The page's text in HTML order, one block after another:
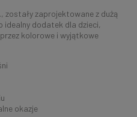
zostały zaprojektowane z dużą
idealny dodatek dla dzieci,
kolorowe i wyjątkowe
okazje